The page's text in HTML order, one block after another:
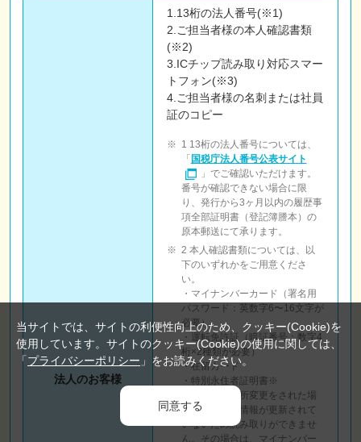
法人のお客様
1.13桁の法人番号(※1)
2.ご担当者様の本人確認書類
(※2)
3.ICチップ読み取り対応スマー
トフォン(※3)
4.ご担当者様の名刺または社員
証のコピー
1 13桁の法人番号については、
「 国税庁法人番号公表サイト
」でご確認いただけます。
番号が確認できない場合に限
り、発行から3ヶ月以内の履歴事
項全部証明書（登記簿謄本）の
原本郵送にて承ります。
2 本人確認書類については、以
下のいずれかをご用意くださ
い。
・マイナンバーカード（署名用
パスワード：英数字6〜16文字が
必要）
・運転免許証（暗証番号：数字4
桁×2種類が必要）
・在留カード
・特別永住者証明書※
※発行後に住所変更をされた場
合、ICチップ情報が更新されて
いないため読み取りができませ
ん。その場合は、マイナンバー
当サイトでは、サイトの利便性向上のため、クッキー(Cookie)を
使用しています。サイトのクッキー(Cookie)の使用に関しては、
「プライバシーポリシー 」をお読みください。
同意する